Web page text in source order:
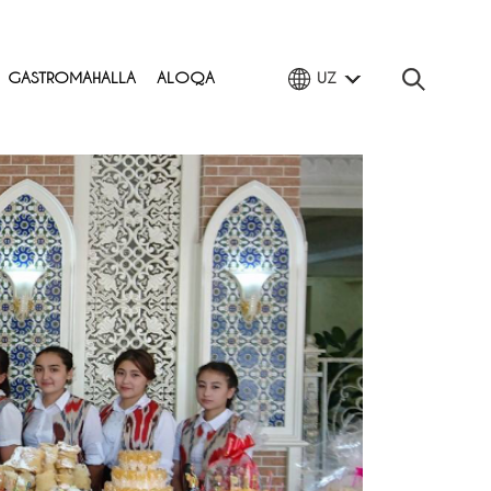
GASTROMAHALLA ALOQA UZ